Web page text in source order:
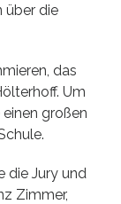
über die
das
Um
großen
die Jury und
Zimmer,